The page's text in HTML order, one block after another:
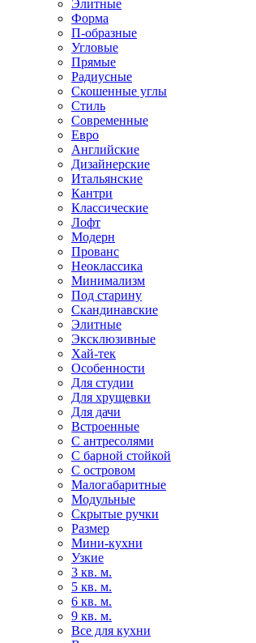
Элитные
Форма
П-образные
Угловые
Прямые
Радиусные
Скошенные углы
Стиль
Современные
Евро
Английские
Дизайнерские
Итальянские
Кантри
Классические
Лофт
Модерн
Прованс
Неоклассика
Минимализм
Под старину
Скандинавские
Элитные
Эксклюзивные
Хай-тек
Особенности
Для студии
Для хрущевки
Для дачи
Встроенные
С антресолями
С барной стойкой
С островом
Малогабаритные
Модульные
Скрытые ручки
Размер
Мини-кухни
Узкие
3 кв. м.
5 кв. м.
6 кв. м.
9 кв. м.
Все для кухни